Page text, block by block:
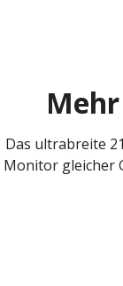
Das ultrabreite
Monitor gleicher